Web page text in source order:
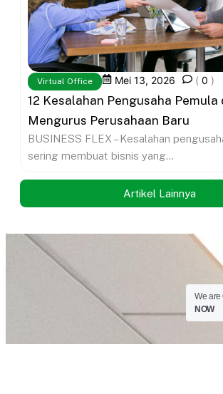
Virtual Office Mei 13, 2026 ( 0 )
12 Kesalahan Pengusaha Pemula
Mengurus Perusahaan Baru
BUSINESS FLEX – Kesalahan
sering membuat bisnis yang...
Artikel Lainnya
We are
NOW